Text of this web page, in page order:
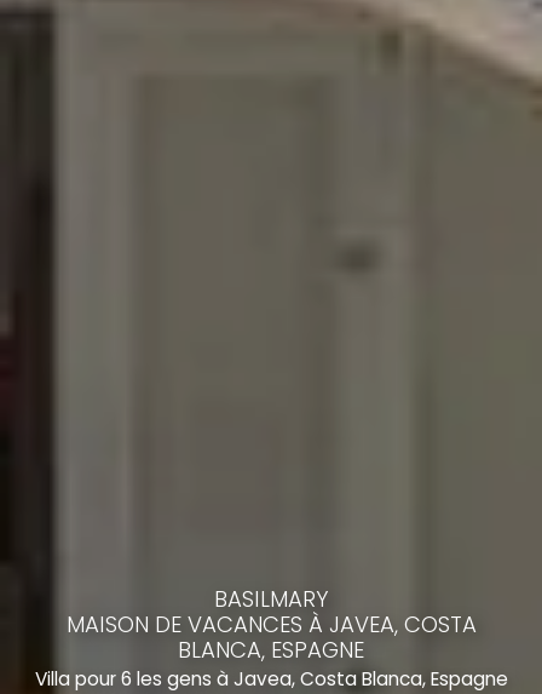
BASILMARY
MAISON DE VACANCES À JAVEA, COSTA
BLANCA, ESPAGNE
Villa pour 6 les gens à Javea, Costa Blanca, Espagne